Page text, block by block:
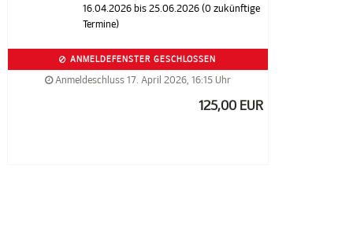
16.04.2026 bis 25.06.2026 (0 zukünftige
Termine)
ANMELDEFENSTER GESCHLOSSEN
Anmeldeschluss 17. April 2026, 16:15 Uhr
125,00 EUR